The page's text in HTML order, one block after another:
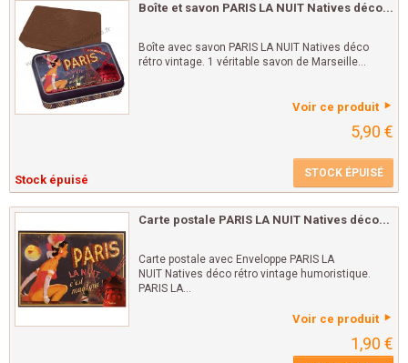
Boîte et savon PARIS LA NUIT Natives déco...
Boîte avec savon PARIS LA NUIT Natives déco
rétro vintage. 1 véritable savon de Marseille...
Voir ce produit
5,90 €
Stock épuisé STOCK ÉPUISÉ
Carte postale PARIS LA NUIT Natives déco...
Carte postale avec Enveloppe PARIS LA
NUIT Natives déco rétro vintage humoristique.
PARIS LA...
Voir ce produit
1,90 €